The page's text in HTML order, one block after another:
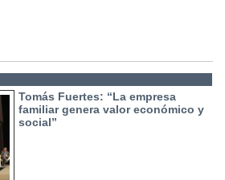
Tomás Fuertes: “La empresa
familiar genera valor económico y
social”